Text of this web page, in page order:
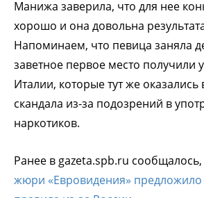
Манижа заверила, что для нее
хорошо и она довольна
Напоминаем, что певица заняла
заветное первое место получили
Италии, которые тут же оказались
скандала из-за подозрений в
наркотиков.
Ранее в gazeta.spb.ru сообщалось,
жюри «Евровидения» предложило